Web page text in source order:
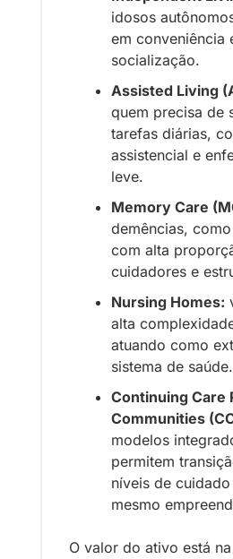
idosos
em conveniência
socialização.
Assisted Living
quem precisa de
tarefas diárias,
assistencial e
leve.
Memory Care
demências,
com alta
cuidadores e
Nursing Homes:
alta
atuando como
sistema de saúde.
Continuing Care
Communities
modelos
permitem
níveis de
mesmo
O valor do ativo está na